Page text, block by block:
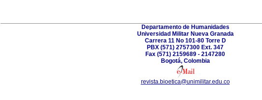
Departamento de Humanidades
Universidad Militar Nueva Granada
Carrera 11 No 101-80 Torre D
PBX (571) 2757300 Ext. 347
Fax (571) 2159689 - 2147280
Bogotá, Colombia
revista.bioetica@unimilitar.edu.co